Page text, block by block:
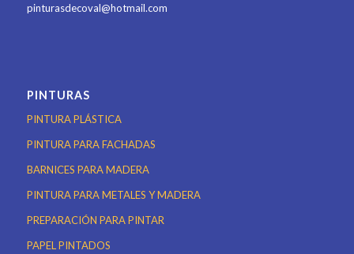
pinturasdecoval@hotmail.com
PINTURAS
PINTURA PLÁSTICA
PINTURA PARA FACHADAS
BARNICES PARA MADERA
PINTURA PARA METALES Y MADERA
PREPARACIÓN PARA PINTAR
PAPEL PINTADOS